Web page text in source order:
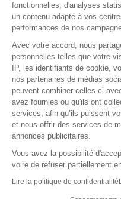
fonctionnelles, d'analyses
un contenu adapté à vos
performances de nos
Avec votre accord, nous
personnelles telles que votre
IP, les identifiants de cookie,
nos partenaires de médias
peuvent combiner celles-ci
avez fournies ou qu'ils ont
services, afin qu’ils puissent
et nous offrir des services de
annonces publicitaires.
Vous avez la possibilité
voire de refuser partiellement
Lire la politique de confidentialité
Politique de
Index égalité
Écarts de
les
Vous
La FAQ
© Corsica Linea - Siège social - 4 Bd